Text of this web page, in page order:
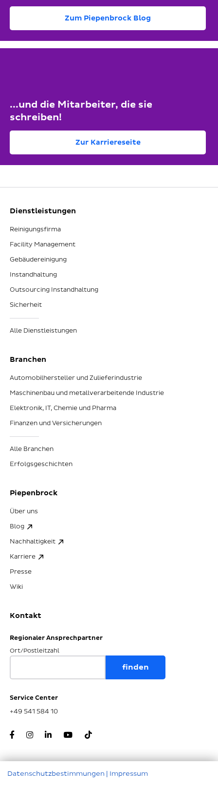
Zum Piepenbrock Blog
...und die Mitarbeiter, die sie
schreiben!
Zur Karriereseite
Dienstleistungen
Reinigungsfirma
Facility Management
Gebäudereinigung
Instandhaltung
Outsourcing Instandhaltung
Sicherheit
Alle Dienstleistungen
Branchen
Automobilhersteller und Zulieferindustrie
Maschinenbau und metallverarbeitende Industrie
Elektronik, IT, Chemie und Pharma
Finanzen und Versicherungen
Alle Branchen
Erfolgsgeschichten
Piepenbrock
Über uns
Blog
Nachhaltigkeit
Karriere
Presse
Wiki
Kontakt
Regionaler Ansprechpartner
Ort/Postleitzahl
Service Center
+49 541 584 10
Datenschutzbestimmungen | Impressum